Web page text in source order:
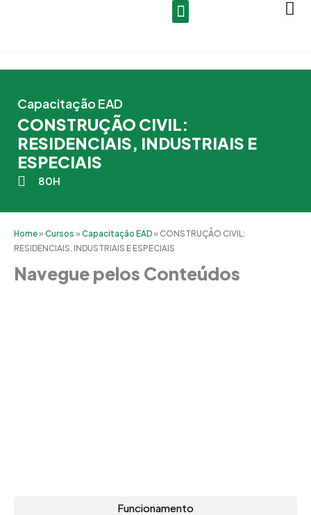
Capacitação EAD
CONSTRUÇÃO CIVIL:
RESIDENCIAIS, INDUSTRIAIS E
ESPECIAIS
80H
Home»Cursos »Capacitação EAD» CONSTRUÇÃO CIVIL:
RESIDENCIAIS, INDUSTRIAIS E ESPECIAIS
Navegue pelos Conteúdos
Funcionamento